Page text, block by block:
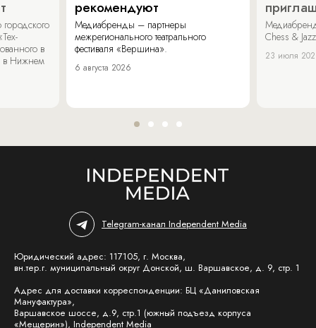
в
в Нижнем
рекомендуют
Медиабренды – партнеры
межрегионального театрального
фестиваля «Вершина».
6 августа 2026
Chess &
23 июля
Telegram-канал Independent Media
Юридический адрес: 117105, г. Москва,
вн.тер.г. муниципальный округ Донской, ш. Варшавское, д. 9, стр. 1
Адрес для доставки корреспонденции: БЦ «Даниловская
Мануфактура»,
Варшавское шоссе, д.9, стр.1 (южный подъезд корпуса
«Мещерин»), Independent Media